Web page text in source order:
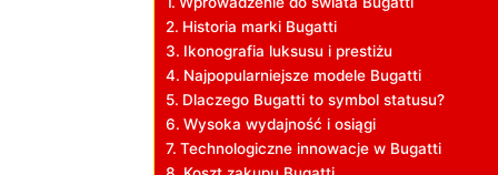
Historia marki Bugatti
Ikonografia luksusu i prestiżu
Najpopularniejsze modele Bugatti
Dlaczego Bugatti to symbol statusu?
Wysoka wydajność i osiągi
Technologiczne innowacje w Bugatti